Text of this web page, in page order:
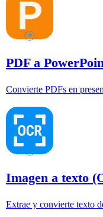
PDF a
Convierte PDFs en
Imagen a texto
Extrae y convierte texto